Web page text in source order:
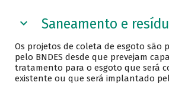
Saneamento e
Os projetos de coleta de esgoto são
pelo BNDES desde que prevejam
tratamento para o esgoto que será
existente ou que será implantado